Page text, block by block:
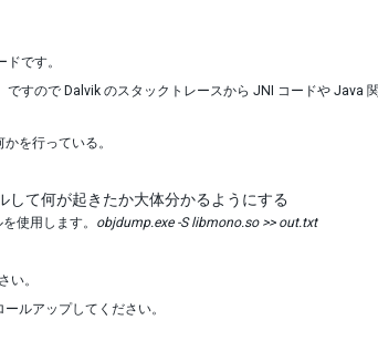
です。
すので Dalvik のスタックトレースから JNI コードや Java
を行っている。
して何が起きたか大体分かるようにする
使用します。 objdump.exe -S libmono.so >> out.txt
い。
ルアップしてください。